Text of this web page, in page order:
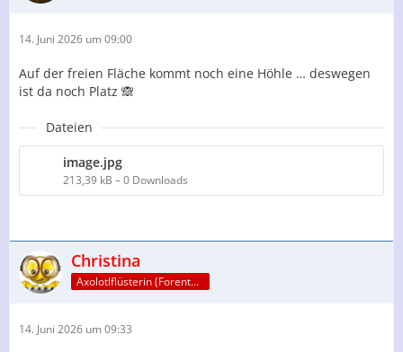
14. Juni 2026 um 09:00
Auf der freien Fläche kommt noch eine Höhle … deswegen
ist da noch Platz 🙈
Dateien
image.jpg
213,39 kB – 0 Downloads
Christina
Axolotlflüsterin (Forenteam)
14. Juni 2026 um 09:33